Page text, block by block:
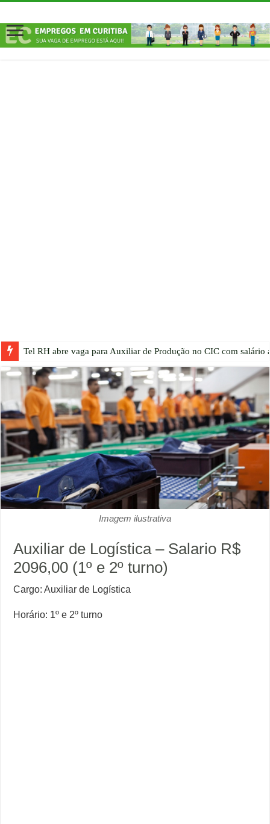
Tel RH abre vaga para Auxiliar de Produção no CIC com salário
Imagem ilustrativa
Auxiliar de Logística – Salario R$
2096,00 (1º e 2º turno)
Cargo: Auxiliar de Logística
Horário: 1º e 2º turno